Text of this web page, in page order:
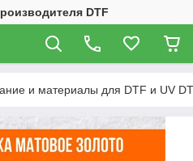
DTF
и материалы для DTF и UV